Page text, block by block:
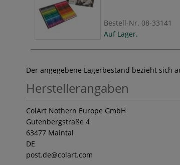
Bestell-Nr. 08-33141
Auf Lager.
Der angegebene Lagerbestand bezieht sich
Herstellerangaben
ColArt Nothern Europe GmbH
Gutenbergstraße 4
63477 Maintal
DE
post.de@colart.com